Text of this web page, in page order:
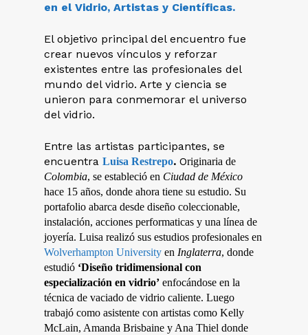
en el Vidrio, Artistas y Científicas.
El objetivo principal del encuentro fue
crear nuevos vínculos y reforzar
existentes entre las profesionales del
mundo del vidrio. Arte y ciencia se
unieron para conmemorar el universo
del vidrio.
Entre las artistas participantes, se
encuentraLuisa Restrepo.Originaria de
Colombia, se estableció en Ciudad de México
hace 15 años, donde ahora tiene su estudio. Su
portafolio abarca desde diseño coleccionable,
instalación, acciones performaticas y una línea de
joyería.Luisa realizó sus estudios profesionales en
Wolverhampton University en Inglaterra, donde
estudió ‘Diseño tridimensional con
especialización en vidrio’ enfocándose en la
técnica de vaciado de vidrio caliente. Luego
trabajó como asistente con artistas como Kelly
McLain, Amanda Brisbaine y Ana Thiel donde